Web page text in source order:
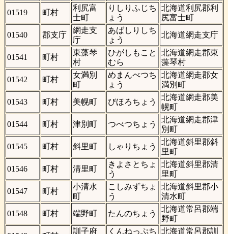
01519
町村
利尻富
士町
りしりふじち
ょう
北海道利尻郡利
尻富士町
01540
郡支庁
網走支
庁
あばしりしち
ょう
北海道網走支庁
01541 町村
東藻琴
村
ひがしもこと
むら
北海道網走郡東
藻琴村
01542
町村
女満別
町
めまんべつち
ょう
北海道網走郡女
満別町
01543
町村 美幌町 びほろちょう
北海道網走郡美
幌町
01544
町村 津別町 つべつちょう
北海道網走郡津
別町
01545
町村 斜里町 しゃりちょう
北海道斜里郡斜
里町
01546
町村 清里町
きよさとちょ
う
北海道斜里郡清
里町
01547
町村
小清水
町
こしみずちょ
う
北海道斜里郡小
清水町
01548
町村 端野町 たんのちょう
北海道常呂郡端
野町
訓子府 くんねっぷち 北海道常呂郡訓